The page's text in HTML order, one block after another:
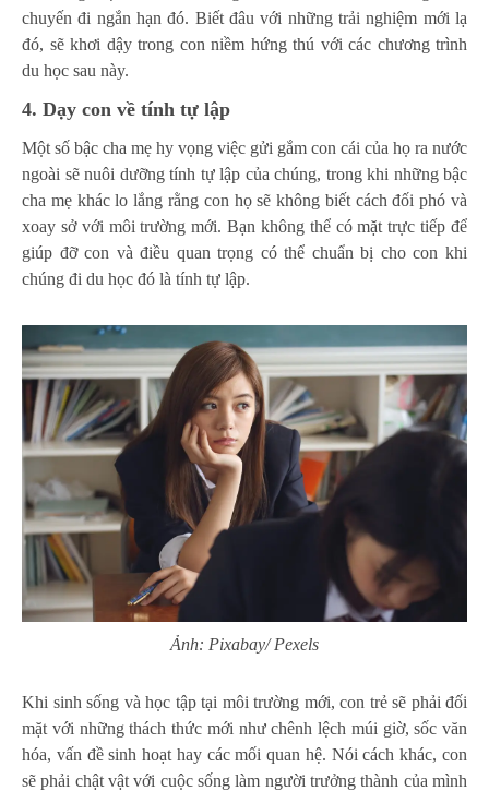
chuyến đi ngắn hạn đó. Biết đâu với những trải nghiệm mới lạ
đó, sẽ khơi dậy trong con niềm hứng thú với các chương trình
du học sau này.
4. Dạy con về tính tự lập
Một số bậc cha mẹ hy vọng việc gửi gắm con cái của họ ra nước
ngoài sẽ nuôi dưỡng tính tự lập của chúng, trong khi những bậc
cha mẹ khác lo lắng rằng con họ sẽ không biết cách đối phó và
xoay sở với môi trường mới. Bạn không thể có mặt trực tiếp để
giúp đỡ con và điều quan trọng có thể chuẩn bị cho con khi
chúng đi du học đó là tính tự lập.
Ảnh: Pixabay/ Pexels
Khi sinh sống và học tập tại môi trường mới, con trẻ sẽ phải đối
mặt với những thách thức mới như chênh lệch múi giờ, sốc văn
hóa, vấn đề sinh hoạt hay các mối quan hệ. Nói cách khác, con
sẽ phải chật vật với cuộc sống làm người trưởng thành của mình